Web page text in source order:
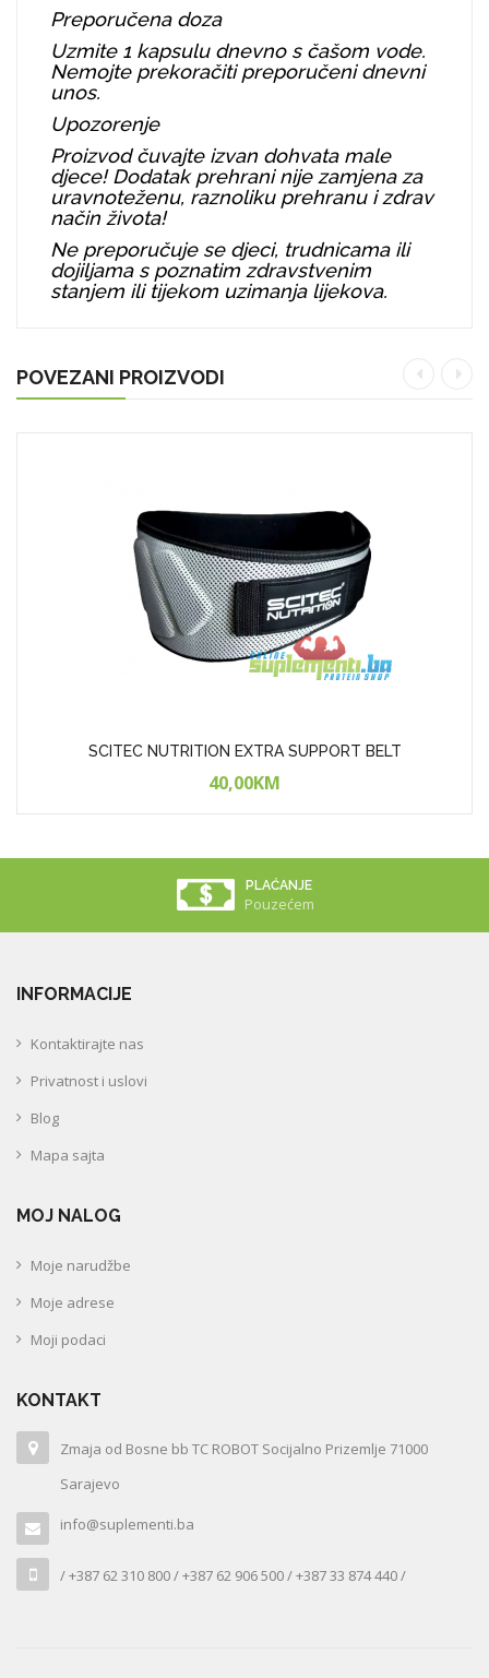
Preporučena doza
Uzmite 1 kapsulu dnevno s čašom vode.
Nemojte prekoračiti preporučeni dnevni
unos.
Upozorenje
Proizvod čuvajte izvan dohvata male
djece! Dodatak prehrani nije zamjena za
uravnoteženu, raznoliku prehranu i zdrav
način života!
Ne preporučuje se djeci, trudnicama ili
dojiljama s poznatim zdravstvenim
stanjem ili tijekom uzimanja lijekova.
POVEZANI PROIZVODI
SCITEC NUTRITION EXTRA SUPPORT BELT
40,00KM
PLAĆANJE
Pouzećem
INFORMACIJE
Kontaktirajte nas
Privatnost i uslovi
Blog
Mapa sajta
MOJ NALOG
Moje narudžbe
Moje adrese
Moji podaci
KONTAKT
Zmaja od Bosne bb TC ROBOT Socijalno Prizemlje 71000
Sarajevo
info@suplementi.ba
/ +387 62 310 800 / +387 62 906 500 / +387 33 874 440 /